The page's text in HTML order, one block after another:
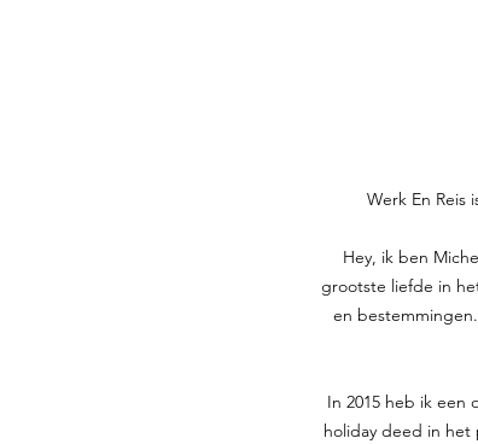
Werk En Reis
Hey, ik ben
grootste liefde in
en
In 2015 heb ik een
holiday deed in het